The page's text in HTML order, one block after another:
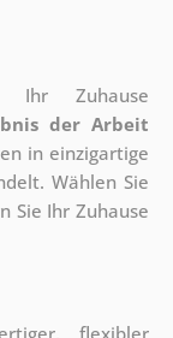
Ihr Zuhause
der Arbeit
in einzigartige
Wählen Sie
Sie Ihr Zuhause